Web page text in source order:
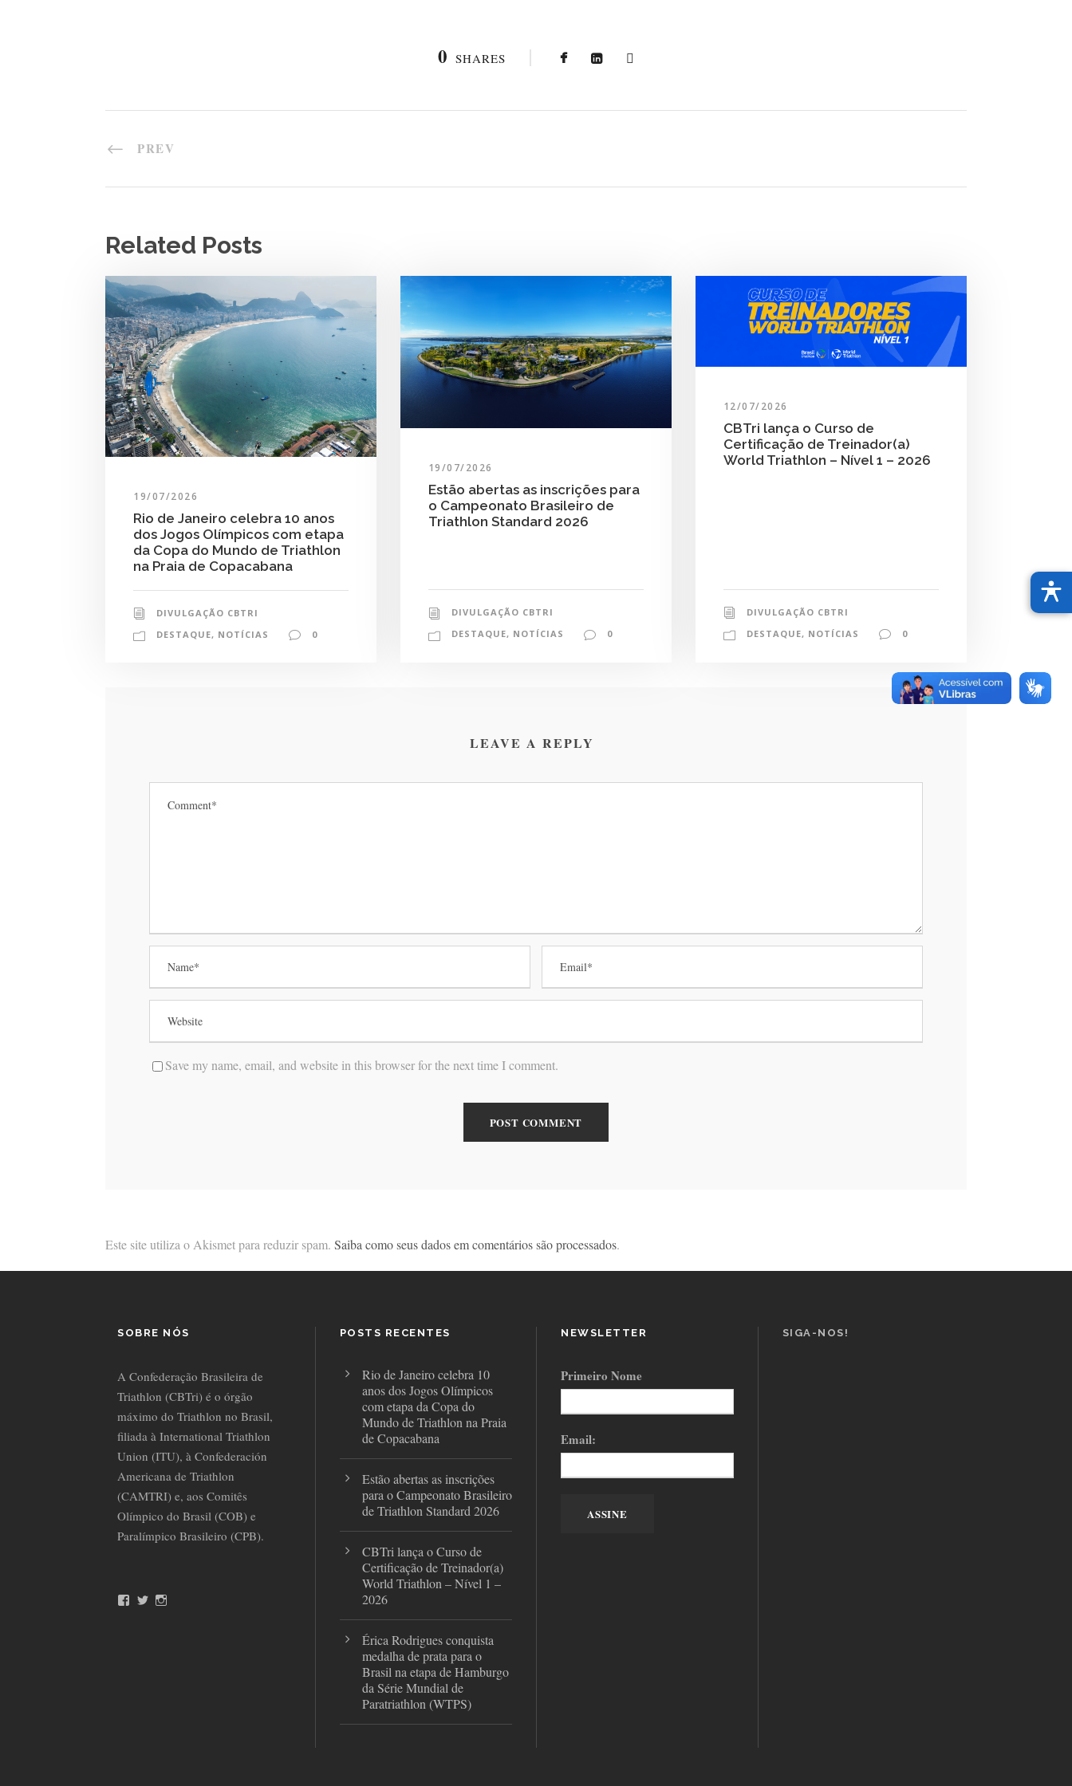
0 SHARES
PREV
Related Posts
19/07/2026
Rio de Janeiro celebra 10 anos
dos Jogos Olímpicos com etapa
da Copa do Mundo de Triathlon
na Praia de Copacabana
DIVULGAÇÃO CBTRI
DESTAQUE, NOTÍCIAS 0
19/07/2026
Estão abertas as inscrições para
o Campeonato Brasileiro de
Triathlon Standard 2026
DIVULGAÇÃO CBTRI
DESTAQUE, NOTÍCIAS 0
12/07/2026
CBTri lança o Curso de
Certificação de Treinador(a)
World Triathlon – Nível 1 – 2026
DIVULGAÇÃO CBTRI
DESTAQUE, NOTÍCIAS 0
LEAVE A REPLY
Save my name, email, and website in this browser for the next time I comment.
Este site utiliza o Akismet para reduzir spam. Saiba como seus dados em comentários são processados.
SOBRE NÓS
A Confederação Brasileira de
Triathlon (CBTri) é o órgão
máximo do Triathlon no Brasil,
filiada à International Triathlon
Union (ITU), à Confederación
Americana de Triathlon
(CAMTRI) e, aos Comitês
Olímpico do Brasil (COB) e
Paralímpico Brasileiro (CPB).
T
POSTS RECENTES
Rio de Janeiro celebra 10
anos dos Jogos Olímpicos
com etapa da Copa do
Mundo de Triathlon na Praia
de Copacabana
Estão abertas as inscrições
para o Campeonato Brasileiro
de Triathlon Standard 2026
CBTri lança o Curso de
Certificação de Treinador(a)
World Triathlon – Nível 1 –
2026
Érica Rodrigues conquista
medalha de prata para o
Brasil na etapa de Hamburgo
da Série Mundial de
Paratriathlon (WTPS)
NEWSLETTER
Primeiro Nome
Email:
SIGA-NOS!